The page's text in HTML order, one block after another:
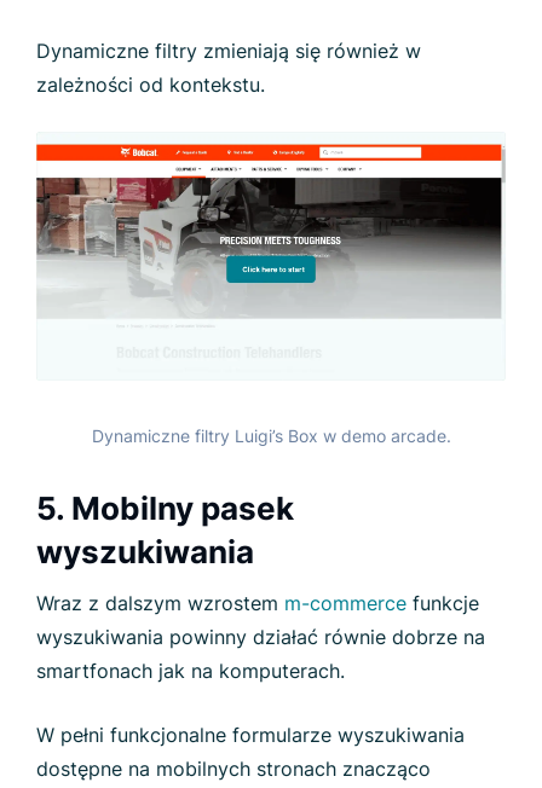
Dynamiczne filtry zmieniają się również w
zależności od kontekstu.
Dynamiczne filtry Luigi’s Box w demo arcade.
5. Mobilny pasek
wyszukiwania
Wraz z dalszym wzrostem m-commerce funkcje
wyszukiwania powinny działać równie dobrze na
smartfonach jak na komputerach.
W pełni funkcjonalne formularze wyszukiwania
dostępne na mobilnych stronach znacząco